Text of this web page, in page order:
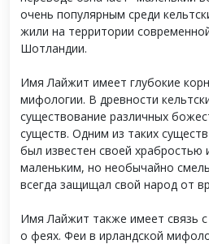
очень популярным среди
жили на территории
Шотландии.
Имя Лайжит имеет глубокие
мифологии. В древности
существование различных
существ. Одним из таких
был известен своей храбростью
маленьким, но необычайно
всегда защищал свой народ от
Имя Лайжит также имеет связь
о феях. Феи в ирландской